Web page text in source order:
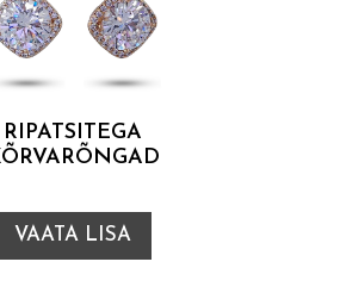
RIPATSITEGA
VAATA LISA